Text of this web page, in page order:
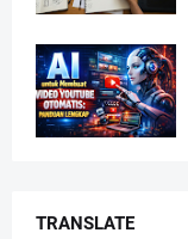
TRANSLATE